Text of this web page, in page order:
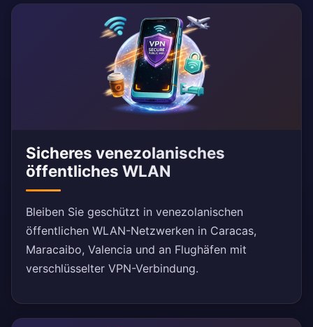
Sicheres venezolanisches
öffentliches WLAN
Bleiben Sie geschützt in venezolanischen
öffentlichen WLAN-Netzwerken in Caracas,
Maracaibo, Valencia und an Flughäfen mit
verschlüsselter VPN-Verbindung.